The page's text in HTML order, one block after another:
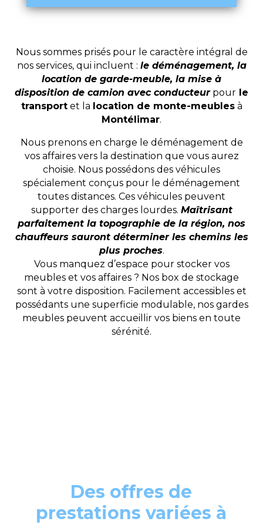
Nous sommes prisés pour le caractère intégral de
nos services, qui incluent : le déménagement, la
location de garde-meuble, la mise à
disposition de camion avec conducteurpour le
transportet la location de monte-meublesà
Montélimar.
Nous prenons en charge le déménagement de
vos affaires vers la destination que vous aurez
choisie. Nous possédons des véhicules
spécialement conçus pour le déménagement
toutes distances. Ces véhicules peuvent
supporter des charges lourdes. Maîtrisant
parfaitement la topographie de la région, nos
chauffeurs sauront déterminer les chemins les
plus proches.
Vous manquez d’espace pour stocker vos
meubles et vos affaires ? Nos box de stockage
sont à votre disposition. Facilement accessibles et
possédants une superficie modulable, nos gardes
meubles peuvent accueillir vos biens en toute
sérénité.
Des offres de
prestations variées à